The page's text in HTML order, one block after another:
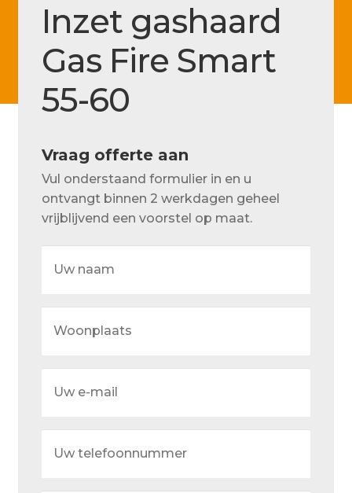
Installatieservice
Klantenservice
Betaalmethode
Over
Over ons
Actueel
Ons team
Retouren – Geschillen – Garantie
Service en onderhoud
Inzet gashaard
Gas Fire Smart
55-60
Vraag offerte aan
Vul onderstaand formulier in en u
ontvangt binnen 2 werkdagen geheel
vrijblijvend een voorstel op maat.
naam
telefoonnummer